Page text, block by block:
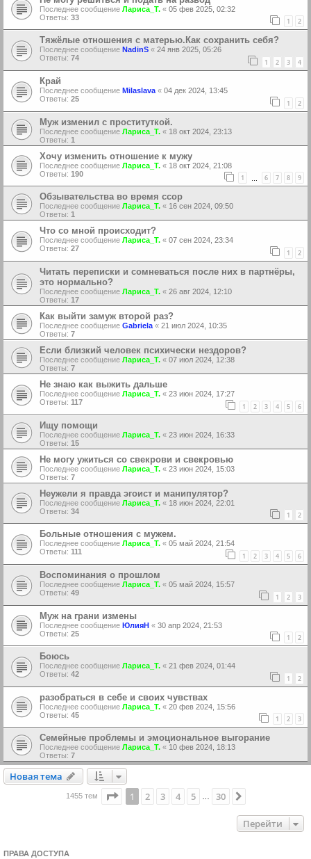
Последнее сообщение Лариса_Т. « 05 фев 2025, 02:32
Ответы: 33 1 2
Тяжёлые отношения с матерью.Как сохранить себя?
Последнее сообщение NadinS « 24 янв 2025, 05:26
Ответы: 74 1 2 3 4
Край
Последнее сообщение Milaslava « 04 дек 2024, 13:45
Ответы: 25 1 2
Муж изменил с проституткой.
Последнее сообщение Лариса_Т. « 18 окт 2024, 23:13
Ответы: 1
Хочу изменить отношение к мужу
Последнее сообщение Лариса_Т. « 18 окт 2024, 21:08
Ответы: 190 1 6 7 8 9
Обзывательства во время ссор
Последнее сообщение Лариса_Т. « 16 сен 2024, 09:50
Ответы: 1
Что со мной происходит?
Последнее сообщение Лариса_Т. « 07 сен 2024, 23:34
Ответы: 27 1 2
Читать переписки и сомневаться после них в партнёры,
это нормально?
Последнее сообщение Лариса_Т. « 26 авг 2024, 12:10
Ответы: 17
Как выйти замуж второй раз?
Последнее сообщение Gabriela « 21 июл 2024, 10:35
Ответы: 7
Если близкий человек психически нездоров?
Последнее сообщение Лариса_Т. « 07 июл 2024, 12:38
Ответы: 7
Не знаю как выжить дальше
Последнее сообщение Лариса_Т. « 23 июн 2024, 17:27
Ответы: 117 1 2 3 4 5 6
Ищу помощи
Последнее сообщение Лариса_Т. « 23 июн 2024, 16:33
Ответы: 15
Не могу ужиться со свекрови и свекровью
Последнее сообщение Лариса_Т. « 23 июн 2024, 15:03
Ответы: 7
Неужели я правда эгоист и манипулятор?
Последнее сообщение Лариса_Т. « 18 июн 2024, 22:01
Ответы: 34 1 2
Больные отношения с мужем.
Последнее сообщение Лариса_Т. « 05 май 2024, 21:54
Ответы: 111 1 2 3 4 5 6
Воспоминания о прошлом
Последнее сообщение Лариса_Т. « 05 май 2024, 15:57
Ответы: 49 1 2 3
Муж на грани измены
Последнее сообщение ЮлияН « 30 апр 2024, 21:53
Ответы: 25 1 2
Боюсь
Последнее сообщение Лариса_Т. « 21 фев 2024, 01:44
Ответы: 42 1 2
разобраться в себе и своих чувствах
Последнее сообщение Лариса_Т. « 20 фев 2024, 15:56
Ответы: 45 1 2 3
Семейные проблемы и эмоциональное выгорание
Последнее сообщение Лариса_Т. « 10 фев 2024, 18:13
Ответы: 7
Новая тема
Новаятема
1455 тем Страница из 30
1 2 3 4 5 … 30
Перейти
ПРАВА ДОСТУПА